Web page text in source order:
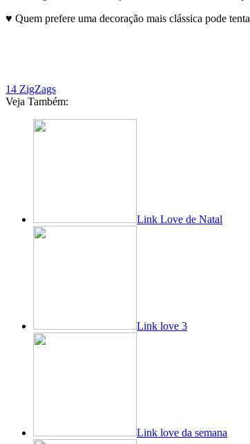
♥ Quem prefere uma decoração mais clássica pode
14 ZigZags
Veja Também:
Link Love de Natal
Link love 3
Link love da semana